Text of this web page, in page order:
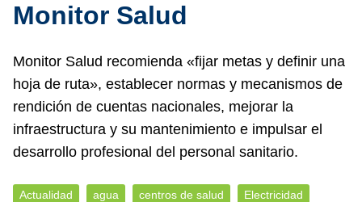
Monitor Salud
Monitor Salud recomienda «fijar metas y definir una
hoja de ruta», establecer normas y mecanismos de
rendición de cuentas nacionales, mejorar la
infraestructura y su mantenimiento e impulsar el
desarrollo profesional del personal sanitario.
Actualidad agua centros de salud Electricidad